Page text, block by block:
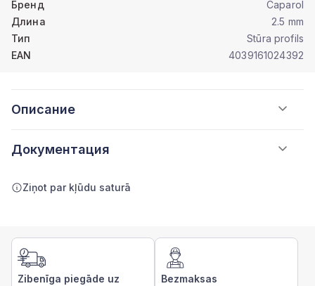
Бренд
Caparol
Длина
2.5 mm
Тип
Stūra profils
EAN
4039161024392
Описание
Документация
Ziņot par kļūdu saturā
Zibenīga piegāde uz
Bezmaksas